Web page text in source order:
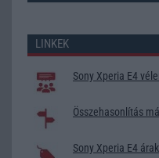
LINKEK
Sony Xperia E4
Összehasonlítás
Sony Xperia E4 árak